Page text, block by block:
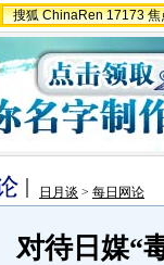
搜狐 ChinaRen 17173 焦
日月谈 > 每日网论
对待日媒“